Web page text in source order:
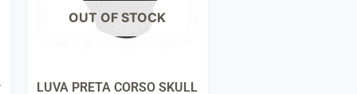
OUT OF STOCK
LUVA PRETA CORSO SKULL